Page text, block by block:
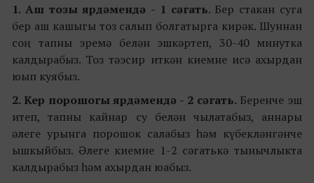
1. Аш тозы ярдәмендә - 1 сәгать. Бер стакан суга
бер аш кашыгы тоз салып болгатырга кирәк. Шуннан
соң тапны эремә белән эшкәртеп, 30-40 минутка
калдырабыз. Тоз тәэсир иткән киемне исә ахырдан
юып куябыз.
2. Кер порошогы ярдәмендә - 2 сәгать. Беренче эш
итеп, тапны кайнар су белән чылатабыз, аннары
әлеге урынга порошок салабыз һәм күбекләнгәнче
ышкыйбыз. Әлеге киемне 1-2 сәгатькә тынычлыкта
калдырабыз һәм ахырдан юабыз.